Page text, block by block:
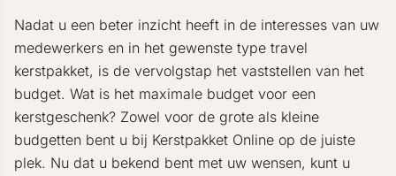
Nadat u een beter inzicht heeft in de interesses van uw
medewerkers en in het gewenste type travel
kerstpakket, is de vervolgstap het vaststellen van het
budget. Wat is het maximale budget voor een
kerstgeschenk? Zowel voor de grote als kleine
budgetten bent u bij Kerstpakket Online op de juiste
plek. Nu dat u bekend bent met uw wensen, kunt u